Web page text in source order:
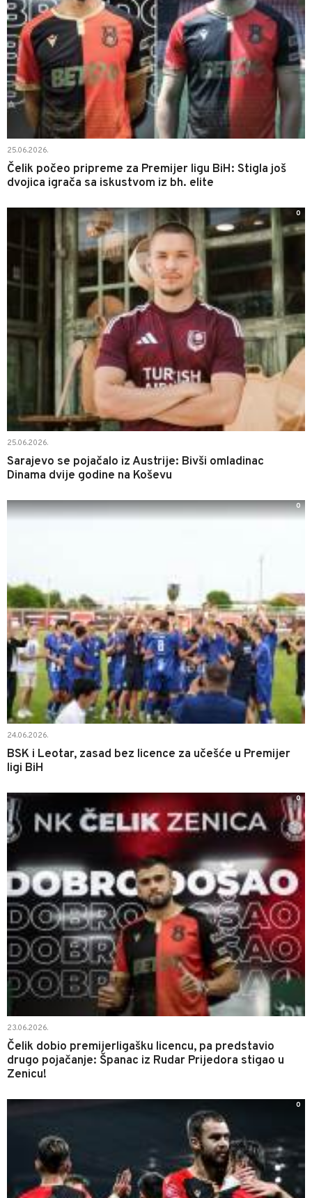
25.06.2026.
Čelik počeo pripreme za Premijer ligu BiH: Stigla još
dvojica igrača sa iskustvom iz bh. elite
25.06.2026.
Sarajevo se pojačalo iz Austrije: Bivši omladinac
Dinama dvije godine na Koševu
0
24.06.2026.
BSK i Leotar, zasad bez licence za učešće u Premijer
ligi BiH
0
23.06.2026.
Čelik dobio premijerligašku licencu, pa predstavio
drugo pojačanje: Španac iz Rudar Prijedora stigao u
Zenicu!
0
0